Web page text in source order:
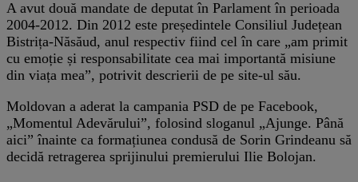
A avut două mandate de deputat în Parlament în perioada
2004-2012. Din 2012 este președintele Consiliul Județean
Bistrița-Năsăud, anul respectiv fiind cel în care „am primit
cu emoție și responsabilitate cea mai importantă misiune
din viața mea”, potrivit descrierii de pe site-ul său.
Moldovan a aderat la campania PSD de pe Facebook,
„Momentul Adevărului”, folosind sloganul „Ajunge. Până
aici” înainte ca formațiunea condusă de Sorin Grindeanu să
decidă retragerea sprijinului premierului Ilie Bolojan.